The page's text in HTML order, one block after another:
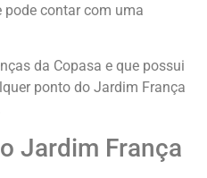
pode contar com uma
da Copasa e que possui
ponto do Jardim França
Jardim França